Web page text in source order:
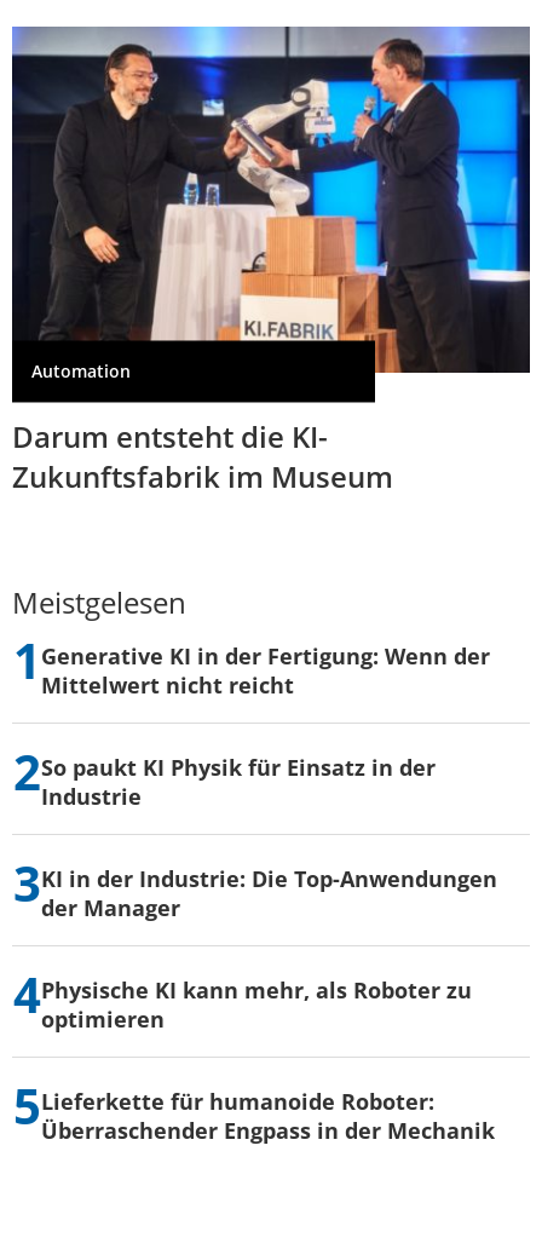
Automation
Darum entsteht die KI-
Zukunftsfabrik im Museum
Meistgelesen
Generative KI in der Fertigung: Wenn der
Mittelwert nicht reicht
So paukt KI Physik für Einsatz in der
Industrie
KI in der Industrie: Die Top-Anwendungen
der Manager
Physische KI kann mehr, als Roboter zu
optimieren
Lieferkette für humanoide Roboter:
Überraschender Engpass in der Mechanik